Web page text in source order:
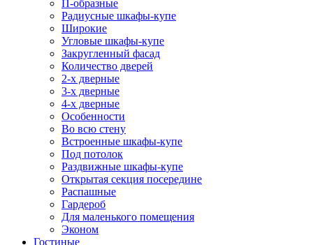
П-образные
Радиусные шкафы-купе
Широкие
Угловые шкафы-купе
Закругленный фасад
Количество дверей
2-х дверные
3-х дверные
4-х дверные
Особенности
Во всю стену
Встроенные шкафы-купе
Под потолок
Раздвижные шкафы-купе
Открытая секция посередине
Распашные
Гардероб
Для маленького помещения
Эконом
Гостиные